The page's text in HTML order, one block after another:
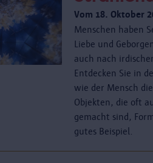
Vom 18. Oktober
Menschen haben
Liebe und
auch nach
Entdecken Sie in
wie der Mensch
Objekten, die oft
gemacht sind,
gutes Beispiel.